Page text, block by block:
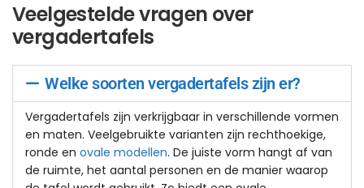
Veelgestelde vragen over
vergadertafels
Welke soorten vergadertafels zijn er?
Vergadertafels zijn verkrijgbaar in verschillende vormen
en maten. Veelgebruikte varianten zijn rechthoekige,
ronde en ovale modellen. De juiste vorm hangt af van
de ruimte, het aantal personen en de manier waarop